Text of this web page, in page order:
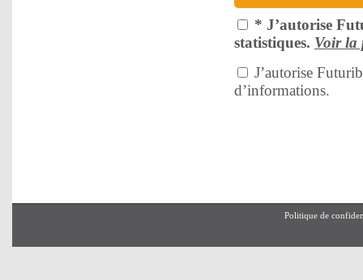
* J’autorise
statistiques. Voir la
J’autorise
d’informations.
Politique de